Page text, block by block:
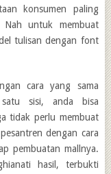
konsumen paling
untuk membuat
tulisan dengan font
cara yang sama
satu sisi, anda bisa
tidak perlu membuat
dengan cara
pembuatan mallnya.
hasil, terbukti